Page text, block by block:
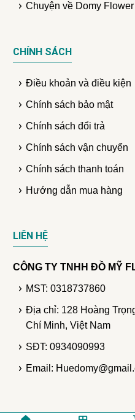
Chuyện về Domy Flower
CHÍNH SÁCH
Điều khoản và điều kiện
Chính sách bảo mật
Chính sách đổi trả
Chính sách vận chuyển
Chính sách thanh toán
Hướng dẫn mua hàng
LIÊN HỆ
CÔNG TY TNHH ĐỒ MỸ
MST: 0318737860
Địa chỉ: 128 Hoàng
Chí Minh, Việt Nam
SĐT: 0934090993
Email: